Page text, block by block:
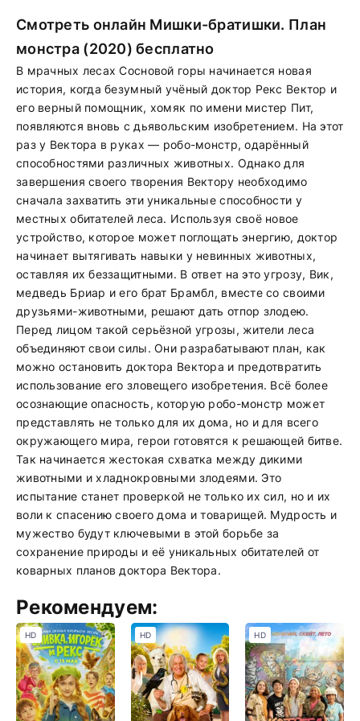
Смотреть онлайн Мишки-братишки. План
монстра (2020) бесплатно
В мрачных лесах Сосновой горы начинается новая
история, когда безумный учёный доктор Рекс Вектор и
его верный помощник, хомяк по имени мистер Пит,
появляются вновь с дьявольским изобретением. На этот
раз у Вектора в руках — робо-монстр, одарённый
способностями различных животных. Однако для
завершения своего творения Вектору необходимо
сначала захватить эти уникальные способности у
местных обитателей леса. Используя своё новое
устройство, которое может поглощать энергию, доктор
начинает вытягивать навыки у невинных животных,
оставляя их беззащитными. В ответ на это угрозу, Вик,
медведь Бриар и его брат Брамбл, вместе со своими
друзьями-животными, решают дать отпор злодею.
Перед лицом такой серьёзной угрозы, жители леса
объединяют свои силы. Они разрабатывают план, как
можно остановить доктора Вектора и предотвратить
использование его зловещего изобретения. Всё более
осознающие опасность, которую робо-монстр может
представлять не только для их дома, но и для всего
окружающего мира, герои готовятся к решающей битве.
Так начинается жестокая схватка между дикими
животными и хладнокровными злодеями. Это
испытание станет проверкой не только их сил, но и их
воли к спасению своего дома и товарищей. Мудрость и
мужество будут ключевыми в этой борьбе за
сохранение природы и её уникальных обитателей от
коварных планов доктора Вектора.
Рекомендуем:
HD HD HD